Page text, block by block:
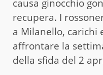
causa ginocchio
recupera. I
a Milanello, carichi
affrontare la
della sfida del 2